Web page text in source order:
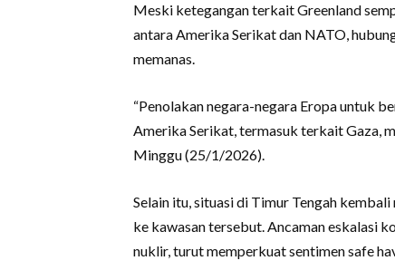
Meski ketegangan terkait Greenland
antara Amerika Serikat dan NATO,
memanas.
“Penolakan negara-negara Eropa untuk
Amerika Serikat, termasuk terkait Gaza,
Minggu (25/1/2026).
Selain itu, situasi di Timur Tengah
ke kawasan tersebut. Ancaman eskalasi
nuklir, turut memperkuat sentimen safe